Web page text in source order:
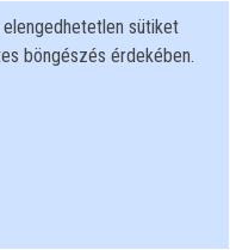
sütiket
böngészés érdekében.